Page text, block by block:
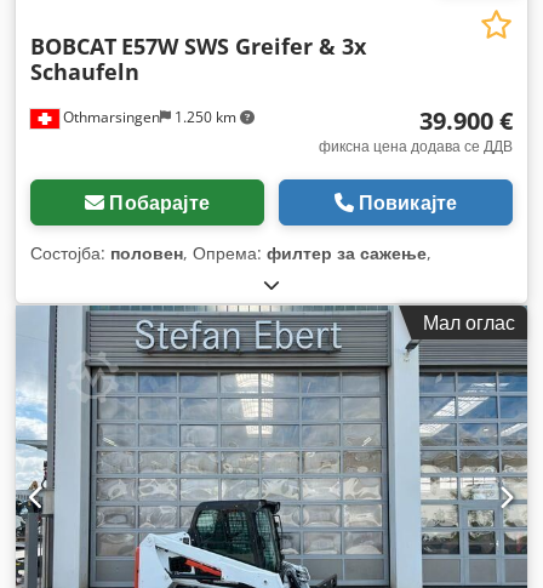
Othmarsingen 1.250 km
BOBCAT E57W SWS Greifer & 3x
Schaufeln
39.900 €
фиксна цена додава се ДДВ
Побарајте Повикајте
Состојба: половен, Опрема: филтер за сажење,
Мал оглас